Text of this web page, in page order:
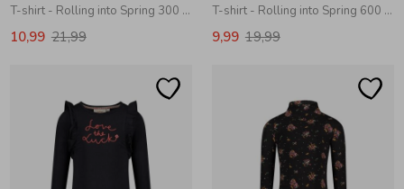
T-shirt - Rolling into Spring 300 Groen
10,99 21,99
T-shirt - Rolling into Spring 600 Offwhite
9,99 19,99